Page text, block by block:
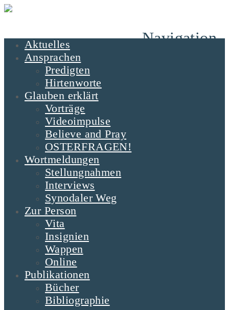
Navigation
Aktuelles
Ansprachen
Predigten
Hirtenworte
Glauben erklärt
Vorträge
Videoimpulse
Believe and Pray
OSTERFRAGEN!
Wortmeldungen
Stellungnahmen
Interviews
Synodaler Weg
Zur Person
Vita
Insignien
Wappen
Online
Publikationen
Bücher
Bibliographie